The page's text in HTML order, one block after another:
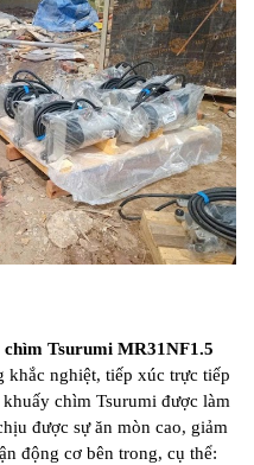
Tsurumi MR31NF1.5
nghiệt, tiếp xúc trực tiếp
chìm Tsurumi được làm
được sự ăn mòn cao, giảm
động cơ bên trong, cụ thể: